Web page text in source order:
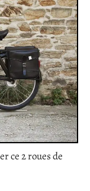
ce 2 roues de